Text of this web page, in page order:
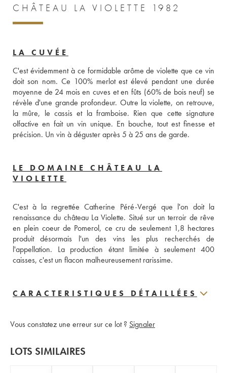
CHÂTEAU LA VIOLETTE 1982
LA CUVÉE
C'est évidemment à ce formidable arôme de violette que ce vin
doit son nom. Ce 100% merlot est élevé pendant une durée
moyenne de 24 mois en cuves et en fûts (60% de bois neuf) se
révèle d'une grande profondeur. Outre la violette, on retrouve,
la mûre, le cassis et la framboise. Rien que cette signature
olfactive en fait un vin unique. En bouche, tout est finesse et
précision. Un vin à déguster après 5 à 25 ans de garde.
LE DOMAINE CHÂTEAU LA
VIOLETTE
C'est à la regrettée Catherine Péré-Vergé que l'on doit la
renaissance du château La Violette. Situé sur un terroir de rêve
en plein coeur de Pomerol, ce cru de seulement 1,8 hectares
produit désormais l'un des vins les plus recherchés de
l'appellation. La production étant limitée à seulement 400
caisses, c'est un flacon malheureusement rarissime.
CARACTERISTIQUES DÉTAILLÉES
Vous constatez une erreur sur ce lot ? Signaler
LOTS SIMILAIRES